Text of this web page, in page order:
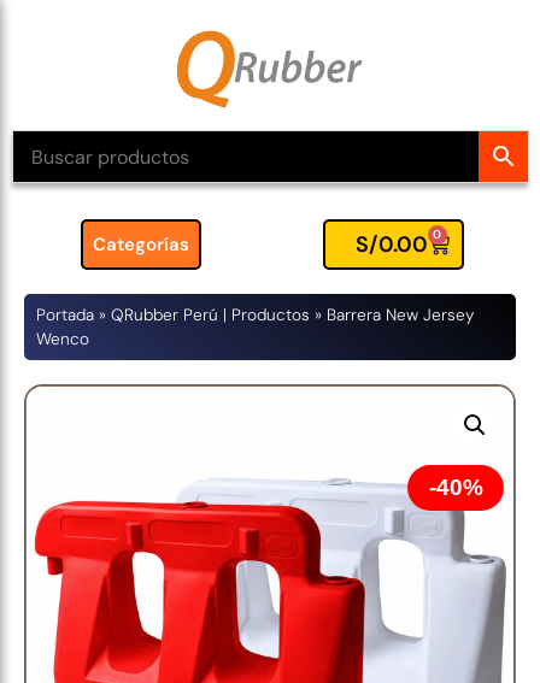
Categorías S/0.00 0
Portada » QRubber Perú | Productos » Barrera New Jersey
Wenco
40%